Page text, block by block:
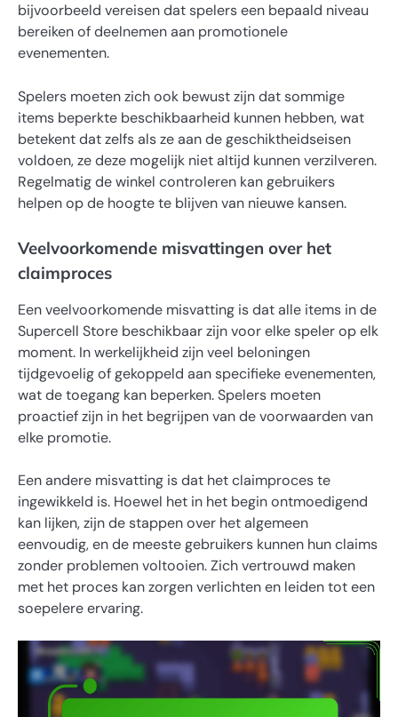
bijvoorbeeld vereisen dat spelers een bepaald niveau
bereiken of deelnemen aan promotionele
evenementen.
Spelers moeten zich ook bewust zijn dat sommige
items beperkte beschikbaarheid kunnen hebben, wat
betekent dat zelfs als ze aan de geschiktheidseisen
voldoen, ze deze mogelijk niet altijd kunnen verzilveren.
Regelmatig de winkel controleren kan gebruikers
helpen op de hoogte te blijven van nieuwe kansen.
Veelvoorkomende misvattingen over het
claimproces
Een veelvoorkomende misvatting is dat alle items in de
Supercell Store beschikbaar zijn voor elke speler op elk
moment. In werkelijkheid zijn veel beloningen
tijdgevoelig of gekoppeld aan specifieke evenementen,
wat de toegang kan beperken. Spelers moeten
proactief zijn in het begrijpen van de voorwaarden van
elke promotie.
Een andere misvatting is dat het claimproces te
ingewikkeld is. Hoewel het in het begin ontmoedigend
kan lijken, zijn de stappen over het algemeen
eenvoudig, en de meeste gebruikers kunnen hun claims
zonder problemen voltooien. Zich vertrouwd maken
met het proces kan zorgen verlichten en leiden tot een
soepelere ervaring.